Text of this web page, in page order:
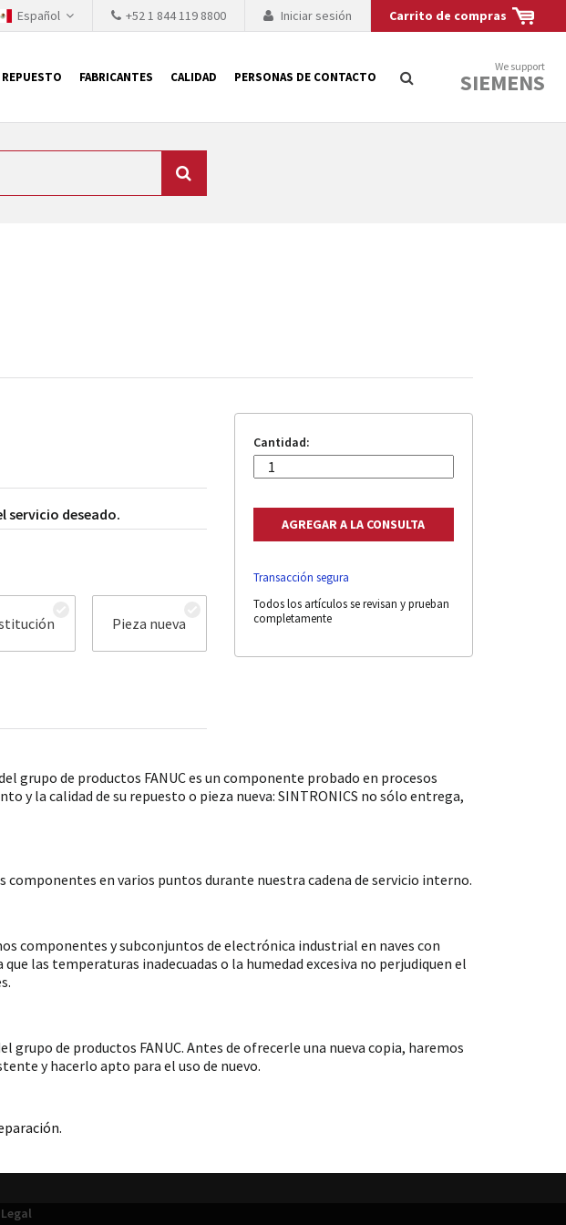
Carrito de compras
Iniciar sesión
+52 1 844 119 8800
Español
FABRICANTES CALIDAD PERSONAS DE CONTACTO
We support
SIEMENS
servicio deseado.
Pieza nueva
Cantidad:
Transacción segura
Todos los artículos se revisan y prueban
completamente
grupo de productos FANUC es un componente probado en procesos
y la calidad de su repuesto o pieza nueva: SINTRONICS no sólo entrega,
componentes en varios puntos durante nuestra cadena de servicio interno.
componentes y subconjuntos de electrónica industrial en naves con
las temperaturas inadecuadas o la humedad excesiva no perjudiquen el
grupo de productos FANUC. Antes de ofrecerle una nueva copia, haremos
y hacerlo apto para el uso de nuevo.